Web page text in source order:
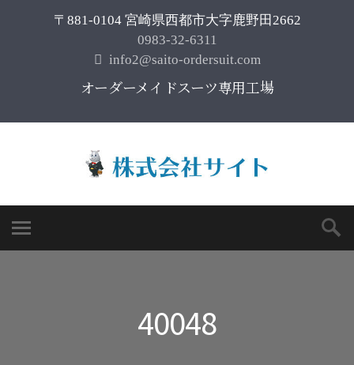
〒881-0104 宮崎県西都市大字鹿野田2662
0983-32-6311
info2@saito-ordersuit.com
オーダーメイドスーツ専用工場
40048